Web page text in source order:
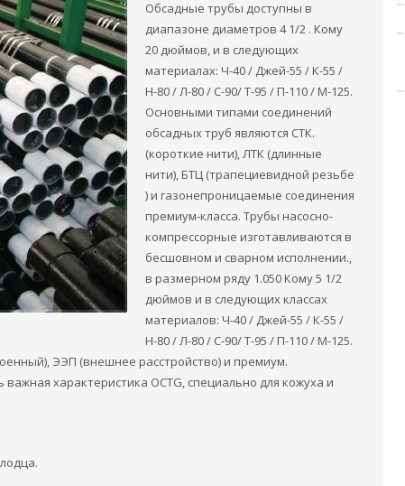
Обсадные трубы доступны в
диапазоне диаметров 4 1/2 . Кому
20 дюймов, и в следующих
материалах: Ч-40 / Джей-55 / К-55 /
Н-80 / Л-80 / С-90/ Т-95 / П-110 / М-125.
Основными типами соединений
обсадных труб являются СТК.
(короткие нити), ЛТК (длинные
нити), БТЦ (трапециевидной резьбе
) и газонепроницаемые соединения
премиум-класса. Трубы насосно-
компрессорные изготавливаются в
бесшовном и сварном исполнении.,
в размерном ряду 1.050 Кому 5 1/2
дюймов и в следующих классах
материалов: Ч-40 / Джей-55 / К-55 /
Н-80 / Л-80 / С-90/ Т-95 / П-110 / М-125.
ЭЭП (внешнее расстройство) и премиум.
характеристика OCTG, специально для кожуха и